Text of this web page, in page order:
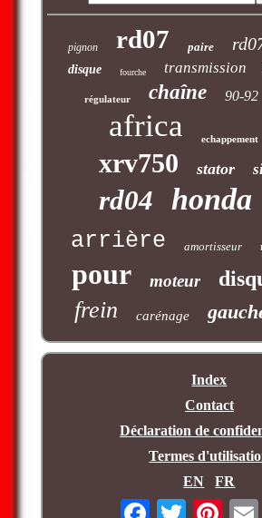
pignon rd07 paire
disque fourche transmission
régulateur chaîne 90-92
africa echappement
xrv750 stator
rd04 honda
arrière amortisseur
pour
moteur
frein carénage
Index
Contact
Déclaration de
Termes
EN
FR